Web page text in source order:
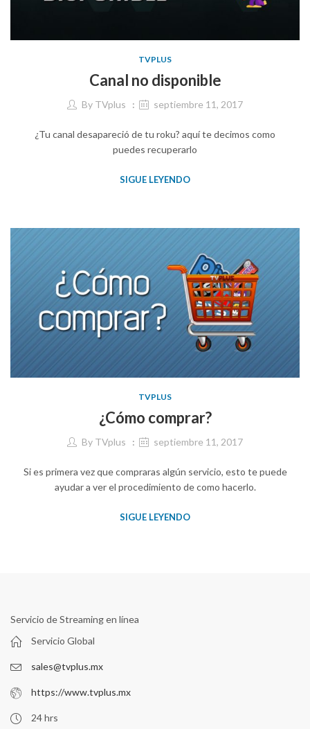
TVPLUS
Canal no disponible
By TVplus septiembre 11, 2017
¿Tu canal desapareció de tu roku? aquí te decimos como
puedes recuperarlo
SIGUE LEYENDO
TVPLUS
¿Cómo comprar?
By TVplus septiembre 11, 2017
Si es primera vez que compraras algún servicio, esto te puede
ayudar a ver el procedimiento de como hacerlo.
SIGUE LEYENDO
Servicio de Streaming en línea
Servicio Global
sales@tvplus.mx
https://www.tvplus.mx
24 hrs